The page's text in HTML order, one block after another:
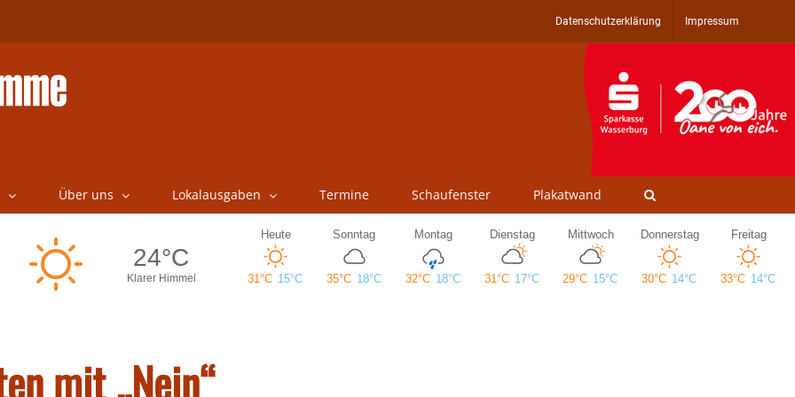
Datenschutzerklärung Impressum
Über uns Lokalausgaben Termine Schaufenster Plakatwand
mit „Nein“